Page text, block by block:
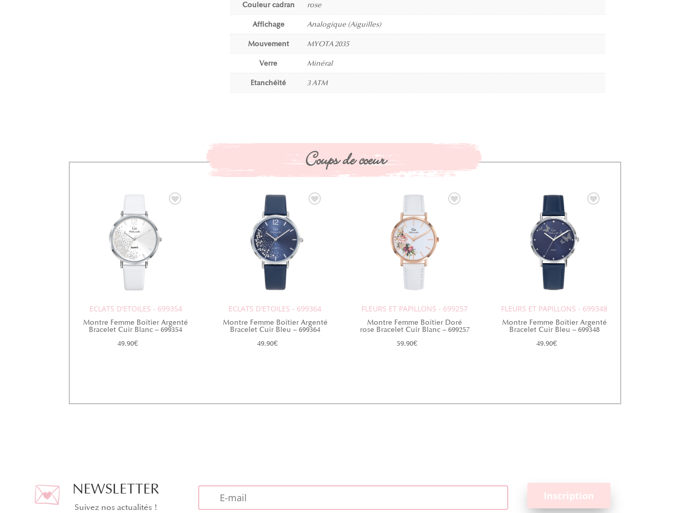
Couleur cadran rose
Affichage Analogique (Aiguilles)
Mouvement MYOTA 2035
Verre Minéral
Etanchéité 3 ATM
Coups de coeur
ECLATS D'ETOILES - 699354
Montre Femme Boîtier Argenté
Bracelet Cuir Blanc – 699354
49.90€
ECLATS D'ETOILES - 699364
Montre Femme Boîtier Argenté
Bracelet Cuir Bleu – 699364
49.90€
FLEURS ET PAPILLONS - 699257
Montre Femme Boîtier Doré
rose Bracelet Cuir Blanc – 699257
59.90€
FLEURS ET PAPILLONS - 699348
Montre Femme Boîtier Argenté
Bracelet Cuir Bleu – 699348
49.90€
NEWSLETTER
Suivez nos actualités !